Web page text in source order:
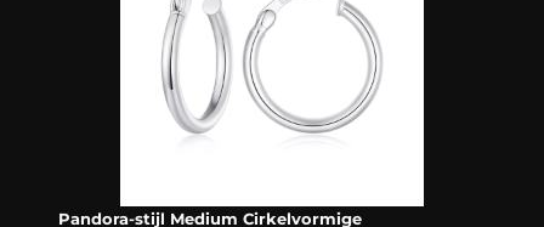
Pandora-stijl Medium Cirkelvormige